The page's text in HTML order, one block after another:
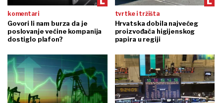
komentari
Govori li nam burza da je
poslovanje većine kompanija
dostiglo plafon?
tvrtke i tržišta
Hrvatska dobila najvećeg
proizvođača higijenskog
papira u regiji